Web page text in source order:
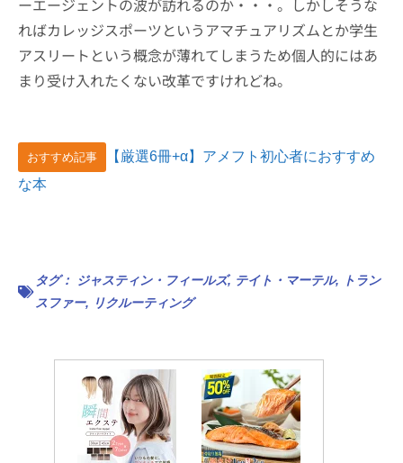
ーエージェントの波が訪れるのか・・・。しかしそうな
ればカレッジスポーツというアマチュアリズムとか学生
アスリートという概念が薄れてしまうため個人的にはあ
まり受け入れたくない改革ですけれどね。
おすすめ記事
【厳選6冊+α】アメフト初心者におすすめ
な本
タグ： ジャスティン・フィールズ, テイト・マーテル,
トラン
スファー, リクルーティング